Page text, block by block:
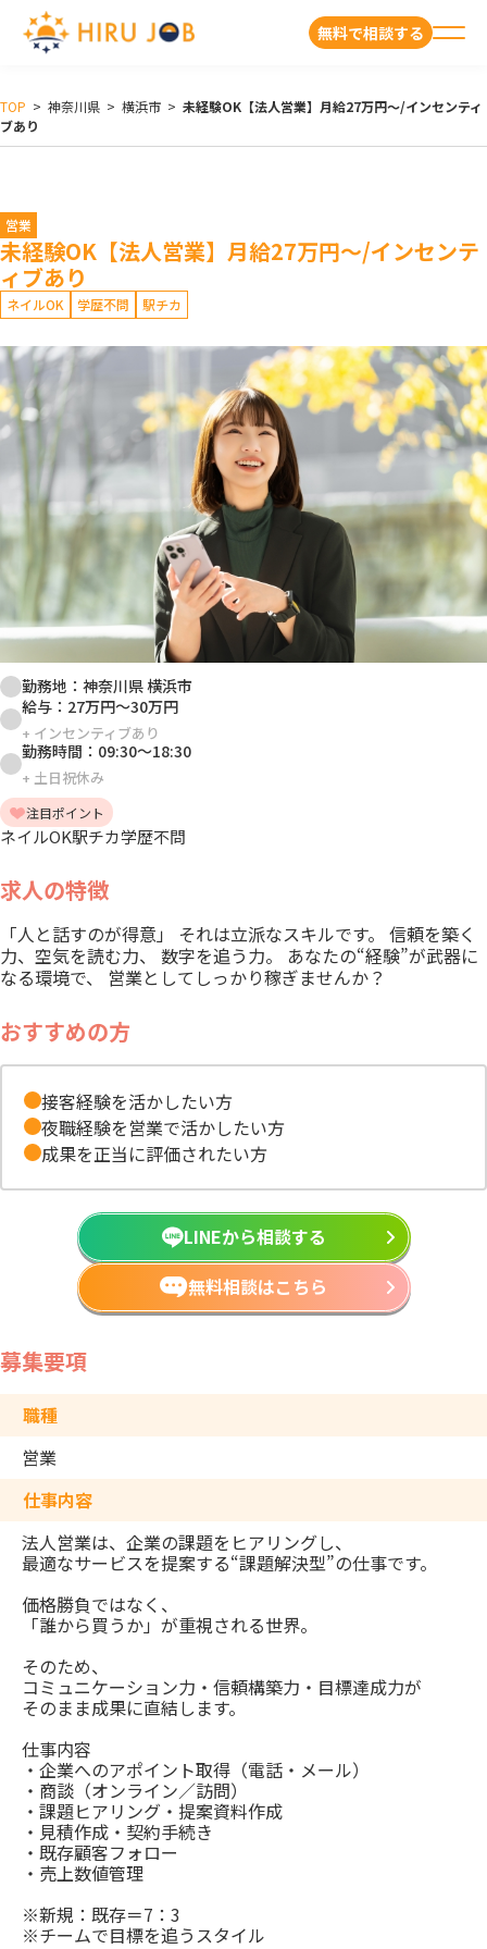
無料で相談する
TOP > 神奈川県 > 横浜市 > 未経験OK【法人営業】月給27万円～/インセンティ
ブあり
営業
未経験OK【法人営業】月給27万円～/インセンテ
ィブあり
ネイルOK 学歴不問 駅チカ
勤務地： 神奈川県 横浜市
給与： 27万円～30万円
+ インセンティブあり
勤務時間： 09:30～18:30
+ 土日祝休み
注目ポイント
ネイルOK駅チカ学歴不問
求人の特徴
「人と話すのが得意」 それは立派なスキルです。 信頼を築く
力、空気を読む力、 数字を追う力。 あなたの“経験”が武器に
なる環境で、 営業としてしっかり稼ぎませんか？
おすすめの方
接客経験を活かしたい方
夜職経験を営業で活かしたい方
成果を正当に評価されたい方
LINEから相談する
無料相談はこちら
募集要項
職種
営業
仕事内容
法人営業は、企業の課題をヒアリングし、
最適なサービスを提案する“課題解決型”の仕事です。
価格勝負ではなく、
「誰から買うか」が重視される世界。
そのため、
コミュニケーション力・信頼構築力・目標達成力が
そのまま成果に直結します。
仕事内容
・企業へのアポイント取得（電話・メール）
・商談（オンライン／訪問）
・課題ヒアリング・提案資料作成
・見積作成・契約手続き
・既存顧客フォロー
・売上数値管理
※新規：既存＝7：3
※チームで目標を追うスタイル